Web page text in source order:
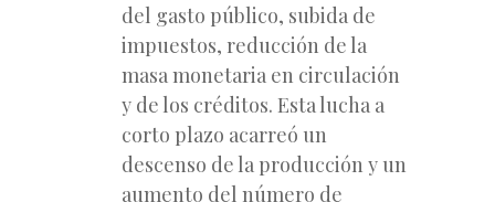
del gasto público, subida de
impuestos, reducción de la
masa monetaria en circulación
y de los créditos. Esta lucha a
corto plazo acarreó un
descenso de la producción y un
aumento del número de